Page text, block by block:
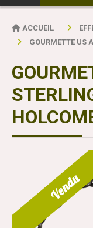
ACCUEIL
GOURMETTE US
Vendu